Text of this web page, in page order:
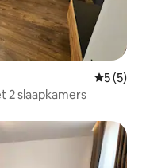
5 (5)
2 slaapkamers